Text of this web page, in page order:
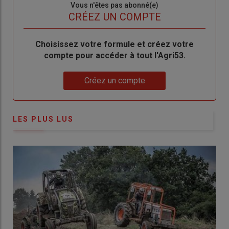
Vous n'êtes pas abonné(e)
CRÉEZ UN COMPTE
BodyChoisissez votre formule et créez votre
compte pour accéder à tout l'Agri53.
Créez un compte
LES PLUS LUS